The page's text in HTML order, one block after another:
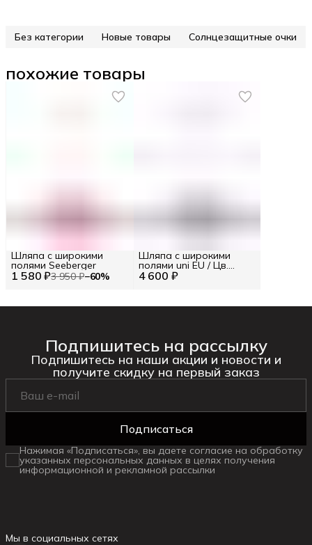
Без категории Новые товары Солнцезащитные очки
похожие товары
1 580 ₽3 950 ₽−60%
Шляпа с широкими
полями Seeberger
4 600 ₽
Шляпа с широкими
полями uni EU / Цв.
Синий
Подпишитесь на рассылку
Подпишитесь на наши акции и новости и
получите скидку на первый заказ
Подписаться
Нажимая «Подписаться», вы даете согласие на обработку
указанных персональных данных в целях получения
информационной и рекламной рассылки
Мы в социальных сетях